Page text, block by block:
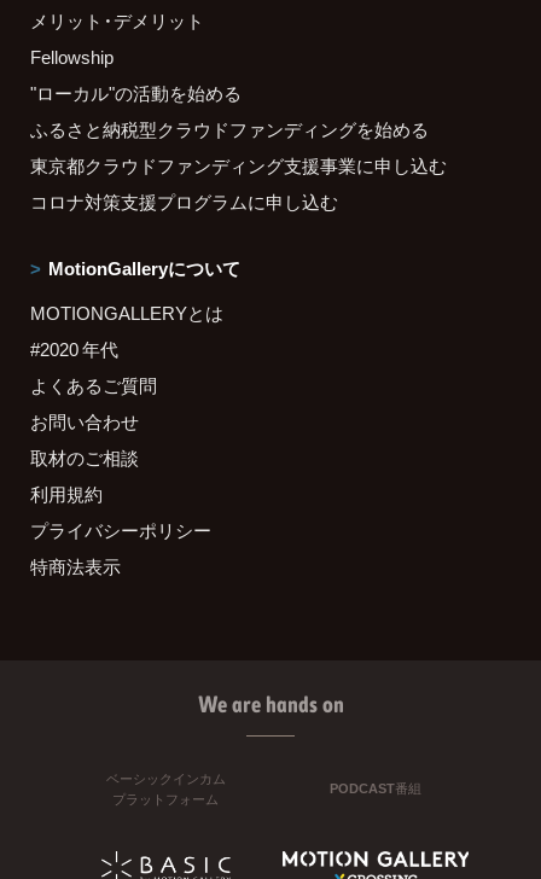
メリット・デメリット
Fellowship
"ローカル"の活動を始める
ふるさと納税型クラウドファンディングを始める
東京都クラウドファンディング支援事業に申し込む
コロナ対策支援プログラムに申し込む
MotionGalleryについて
MOTIONGALLERYとは
#2020 年代
よくあるご質問
お問い合わせ
取材のご相談
利用規約
プライバシーポリシー
特商法表示
We are hands on
ベーシックインカム
プラットフォーム
PODCAST番組